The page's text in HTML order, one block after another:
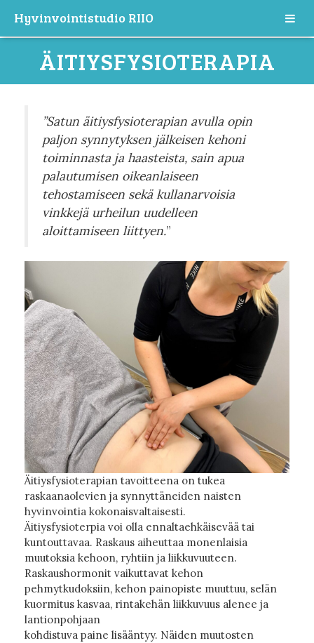
Hyvinvointistudio RIIO
ÄITIYSFYSIOTERAPIA
”Satun äitiysfysioterapian avulla opin
paljon synnytyksen jälkeisen kehoni
toiminnasta ja haasteista, sain apua
palautumisen oikeanlaiseen
tehostamiseen sekä kullanarvoisia
vinkkejä urheilun uudelleen
aloittamiseen liittyen.”
Äitiysfysioterapian tavoitteena on tukea
raskaanaolevien ja synnyttäneiden naisten
hyvinvointia kokonaisvaltaisesti.
Äitiysfysioterpia voi olla ennaltaehkäisevää tai
kuntouttavaa. Raskaus aiheuttaa monenlaisia
muutoksia kehoon, ryhtiin ja liikkuvuuteen.
Raskaushormonit vaikuttavat kehon
pehmytkudoksiin, kehon painopiste muuttuu, selän
kuormitus kasvaa, rintakehän liikkuvuus alenee ja
lantionpohjaan
kohdistuva paine lisääntyy. Näiden muutosten